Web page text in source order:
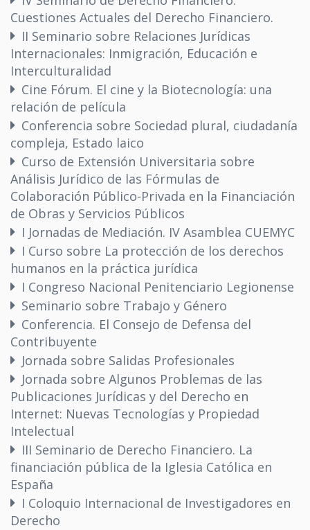
Cuestiones Actuales del Derecho Financiero.
II Seminario sobre Relaciones Jurídicas
Internacionales: Inmigración, Educación e
Interculturalidad
Cine Fórum. El cine y la Biotecnología: una
relación de película
Conferencia sobre Sociedad plural, ciudadanía
compleja, Estado laico
Curso de Extensión Universitaria sobre
Análisis Jurídico de las Fórmulas de
Colaboración Público-Privada en la Financiación
de Obras y Servicios Públicos
I Jornadas de Mediación. IV Asamblea CUEMYC
I Curso sobre La protección de los derechos
humanos en la práctica jurídica
I Congreso Nacional Penitenciario Legionense
Seminario sobre Trabajo y Género
Conferencia. El Consejo de Defensa del
Contribuyente
Jornada sobre Salidas Profesionales
Jornada sobre Algunos Problemas de las
Publicaciones Jurídicas y del Derecho en
Internet: Nuevas Tecnologías y Propiedad
Intelectual
III Seminario de Derecho Financiero. La
financiación pública de la Iglesia Católica en
España
I Coloquio Internacional de Investigadores en
Derecho